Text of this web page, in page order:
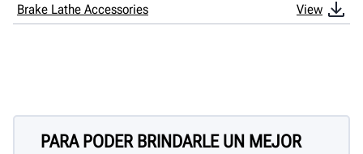
Brake Lathe Accessories View
PARA PODER BRINDARLE UN MEJOR